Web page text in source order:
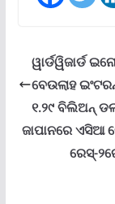
ୱାର୍ଡୱିଜାର୍ଡ
ବେଉଲାହ
୧.୨୯ ବିଲିଅନ୍
ଜାପାନରେ ଏସିଆ
ରେସ୍‌-